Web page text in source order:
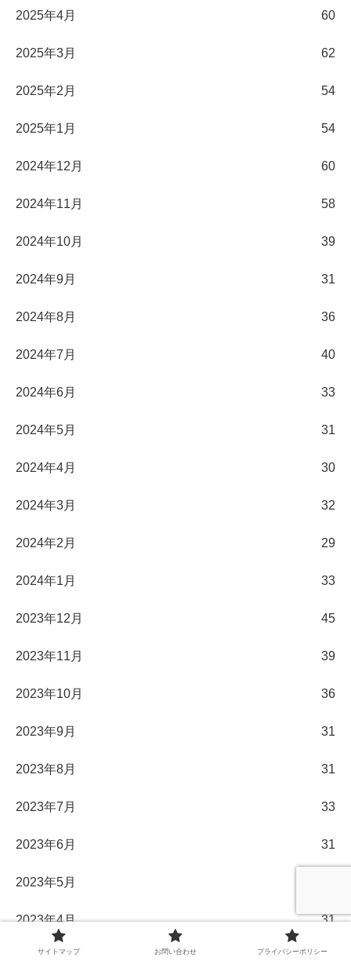
2025年4月 60
2025年3月 62
2025年2月 54
2025年1月 54
2024年12月 60
2024年11月 58
2024年10月 39
2024年9月 31
2024年8月 36
2024年7月 40
2024年6月 33
2024年5月 31
2024年4月 30
2024年3月 32
2024年2月 29
2024年1月 33
2023年12月 45
2023年11月 39
2023年10月 36
2023年9月 31
2023年8月 31
2023年7月 33
2023年6月 31
2023年5月
2023年4月 31
2023年3月
サイトマップ お問い合わせ プライバシーポリシー